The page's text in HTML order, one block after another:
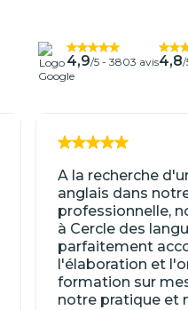
4,9/5 - 3803 avis4,8/
A la recherche
anglais dans
professionnelle,
à Cercle des
parfaitement
l'élaboration et
formation sur
notre pratique et